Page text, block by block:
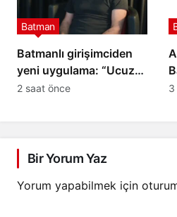
Batmanlı girişimciden
yeni uygulama: “Ucuz
Nerede” ile fiyatları
Batman
2 saat önce 3
Bir Yorum Yaz
Yorum yapabilmek için